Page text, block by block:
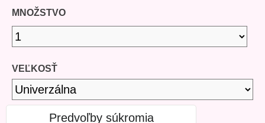
MNOŽSTVO
VEĽKOSŤ
Predvoľby súkromia